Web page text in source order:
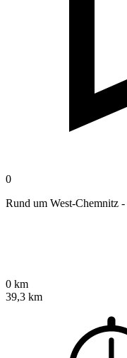
0
Rund um West-Chemnitz
0 km
39,3 km